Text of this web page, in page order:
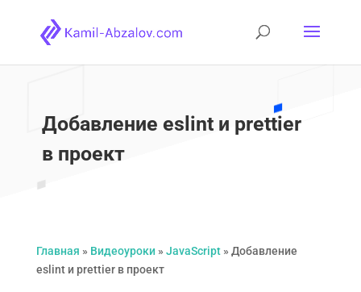
Добавление eslint и prettier
в проект
Главная » Видеоуроки » JavaScript» Добавление
eslint и prettier в проект